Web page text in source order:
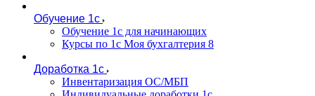
Обучение 1с
Обучение 1с для начинающих
Курсы по 1с Моя бухгалтерия 8
Доработка 1с
Инвентаризация ОС/МБП